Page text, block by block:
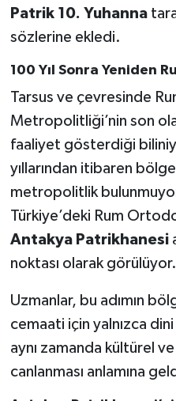
Patrik 10. Yuhanna
sözlerine ekledi.
100 Yıl Sonra Yeniden
Tarsus ve çevresinde
Metropolitliği’nin son
faaliyet gösterdiği
yıllarından itibaren
metropolitlik
Türkiye’deki Rum
Antakya Patrikhanesi
noktası olarak görülüyor.
Uzmanlar, bu adımın
cemaati için yalnızca
aynı zamanda kültürel
canlanması anlamına